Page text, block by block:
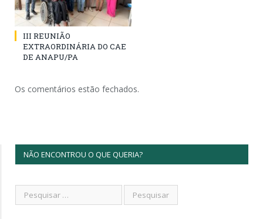
III REUNIÃO
EXTRAORDINÁRIA DO CAE
DE ANAPU/PA
Os comentários estão fechados.
NÃO ENCONTROU O QUE QUERIA?